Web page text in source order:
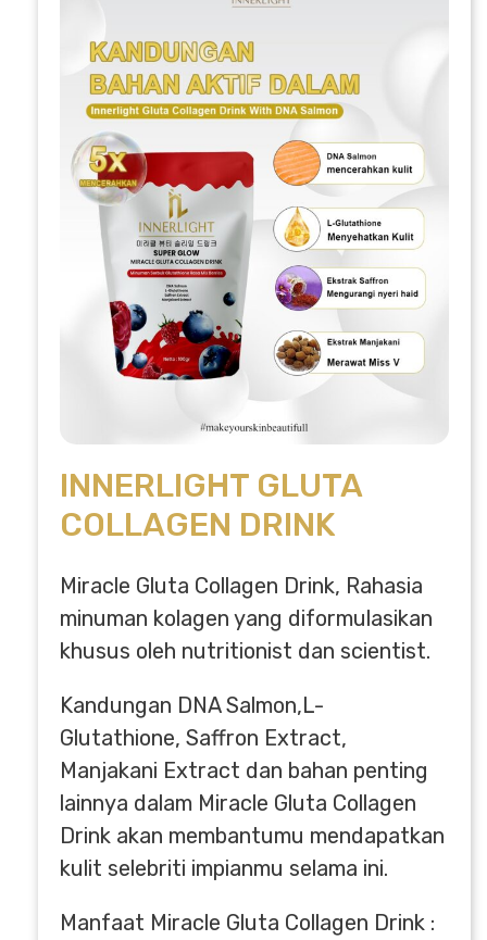
INNERLIGHT GLUTA
COLLAGEN DRINK
Miracle Gluta Collagen Drink, Rahasia
minuman kolagen yang diformulasikan
khusus oleh nutritionist dan scientist.
Kandungan DNA Salmon,L-
Glutathione, Saffron Extract,
Manjakani Extract dan bahan penting
lainnya dalam Miracle Gluta Collagen
Drink akan membantumu mendapatkan
kulit selebriti impianmu selama ini.
Manfaat Miracle Gluta Collagen Drink :